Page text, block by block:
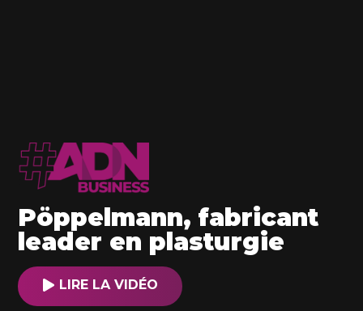
Pöppelmann, fabricant
leader en plasturgie
LIRE LA VIDÉO